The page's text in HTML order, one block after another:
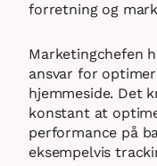
forretning og
Marketingchefen
ansvar for
hjemmeside. Det
konstant at
performance på
eksempelvis